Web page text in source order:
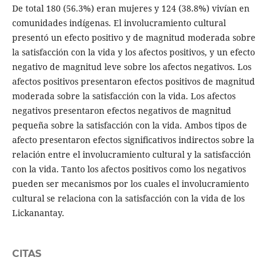
De total 180 (56.3%) eran mujeres y 124 (38.8%) vivían en
comunidades indígenas. El involucramiento cultural
presentó un efecto positivo y de magnitud moderada sobre
la satisfacción con la vida y los afectos positivos, y un efecto
negativo de magnitud leve sobre los afectos negativos. Los
afectos positivos presentaron efectos positivos de magnitud
moderada sobre la satisfacción con la vida. Los afectos
negativos presentaron efectos negativos de magnitud
pequeña sobre la satisfacción con la vida. Ambos tipos de
afecto presentaron efectos significativos indirectos sobre la
relación entre el involucramiento cultural y la satisfacción
con la vida. Tanto los afectos positivos como los negativos
pueden ser mecanismos por los cuales el involucramiento
cultural se relaciona con la satisfacción con la vida de los
Lickanantay.
CITAS